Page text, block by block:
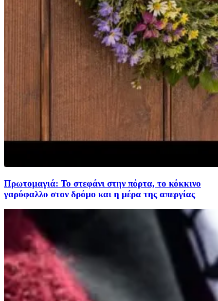
Πρωτομαγιά: Το στεφάνι στην πόρτα, το κόκκινο
γαρύφαλλο στον δρόμο και η μέρα της απεργίας